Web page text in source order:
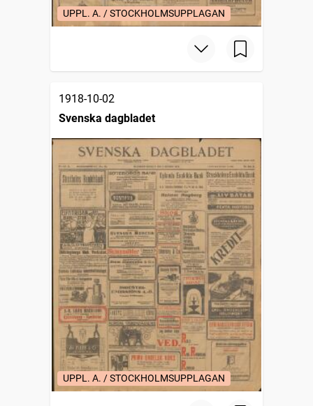
UPPL. A. / STOCKHOLMSUPPLAGAN
1918-10-02
Svenska dagbladet
UPPL. A. / STOCKHOLMSUPPLAGAN